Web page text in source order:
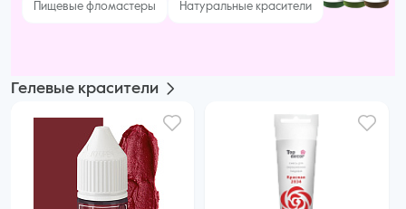
Пищевые фломастеры Натуральные красители
Гелевые красители